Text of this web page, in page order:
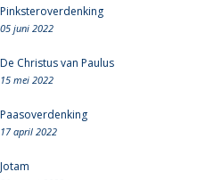
Pinksteroverdenking
05 juni 2022
De Christus van Paulus
15 mei 2022
Paasoverdenking
17 april 2022
Jotam